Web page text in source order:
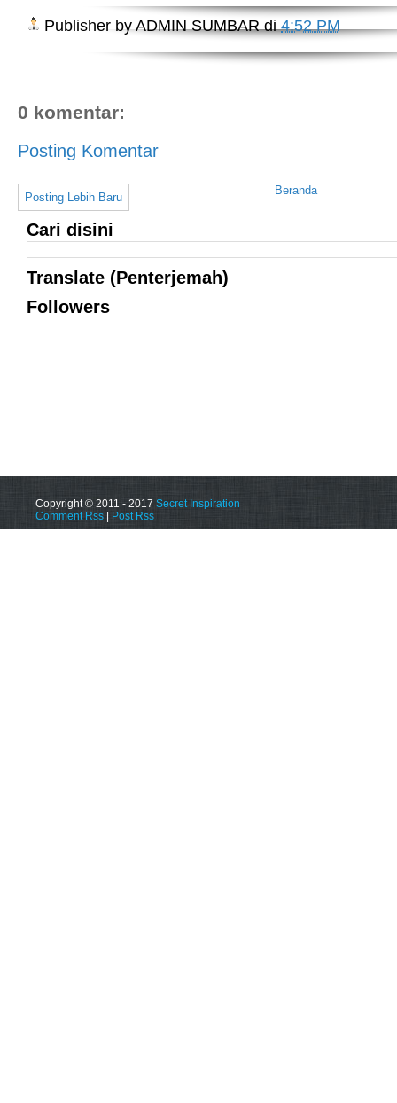
Publisher byADMIN SUMBAR di4:52 PM
0 komentar:
Posting Komentar
Posting Lebih Baru
Beranda
Cari disini
Translate (Penterjemah)
Followers
Copyright © 2011 - 2017 Secret Inspiration
Comment Rss
Post Rss